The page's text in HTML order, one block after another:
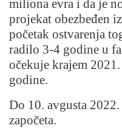
miliona evra i da je
projekat obezbeđen
početak ostvarenja
radilo 3-4 godine u
očekuje krajem
godine.
Do 10. avgusta
započeta.